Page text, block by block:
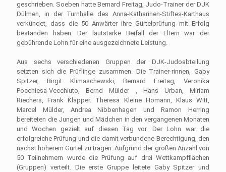
geschrieben. Soeben hatte Bernard Freitag, Judo-Trainer der DJK
Dülmen, in der Turnhalle des Anna-Katharinen-Stiftes-Karthaus
verkündet, dass die 50 Anwärter ihre Gürtelprüfung mit Erfolg
bestanden haben. Der lautstarke Beifall der Eltern war der
gebührende Lohn für eine ausgezeichnete Leistung.
Aus sechs verschiedenen Gruppen der DJK-Judoabteilung
setzten sich die Prüflinge zusammen. Die Trainer-rinnen, Gaby
Spitzer, Birgit Klimaschewski, Bernard Freitag, Veronika
Pocchiesa-Vecchiuto, Bernd Mülder , Hans Urban, Miriam
Riechers, Frank Klapper. Theresa Kleine Homann, Klaus Witt,
Marcel Mülder, Andrea Nibbenhagen und Ramon Herring
bereiteten die Jungen und Mädchen in den vergangenen Monaten
und Wochen gezielt auf diesen Tag vor. Der Lohn war die
erfolgreiche Prüfung und die damit verbundene Berechtigung, den
nächst höherem Gürtel zu tragen. Aufgrund der großen Anzahl von
50 Teilnehmern wurde die Prüfung auf drei Wettkampfflächen
(Gruppen) verteilt. Die erste Gruppe leitete Gaby Spitzer und